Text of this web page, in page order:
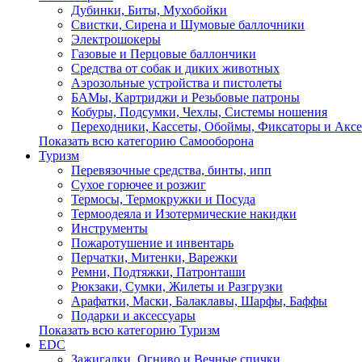
Дубинки, Биты, Мухобойки
Свистки, Сирена и Шумовые баллочники
Электрошокеры
Газовые и Перцовые баллончики
Средства от собак и диких животных
Аэрозольные устройства и пистолеты
БАМы, Картриджи и Резьбовые патроны
Кобуры, Подсумки, Чехлы, Системы ношения
Переходники, Кассеты, Обоймы, Фиксаторы и
Показать всю категорию Самооборона
Туризм
Перевязочные средства, бинты, ипп
Сухое горючее и розжиг
Термосы, Термокружки и Посуда
Термоодеяла и Изотермические накидки
Инструменты
Пожаротушение и инвентарь
Перчатки, Митенки, Варежки
Ремни, Подтяжки, Патронташи
Рюкзаки, Сумки, Жилеты и Разгрузки
Арафатки, Маски, Балаклавы, Шарфы, Баффы
Подарки и аксессуары
Показать всю категорию Туризм
EDC
Зажигалки, Огниво и Вечные спички